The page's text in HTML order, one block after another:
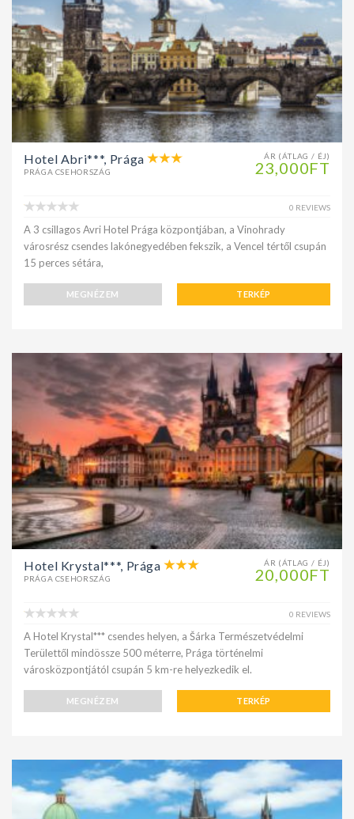
ÁR (ÁTLAG / ÉJ)
23,000FT
Hotel Abri***, Prága
PRÁGA CSEHORSZÁG
0 REVIEWS
A 3 csillagos Avri Hotel Prága központjában, a Vinohrady
városrész csendes lakónegyedében fekszik, a Vencel tértől csupán
15 perces sétára,
MEGNÉZEM TERKÉP
ÁR (ÁTLAG / ÉJ)
20,000FT
Hotel Krystal***, Prága
PRÁGA CSEHORSZÁG
0 REVIEWS
A Hotel Krystal*** csendes helyen, a Šárka Természetvédelmi
Területtől mindössze 500 méterre, Prága történelmi
városközpontjától csupán 5 km-re helyezkedik el.
MEGNÉZEM TERKÉP